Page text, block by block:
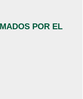
POR EL